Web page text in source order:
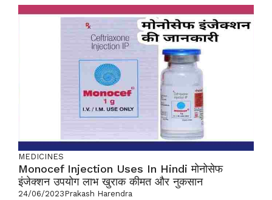
MEDICINES
Monocef Injection Uses In Hindi मोनोसेफ
इंजेक्शन उपयोग लाभ खुराक कीमत और नुकसान
24/06/2023Prakash Harendra